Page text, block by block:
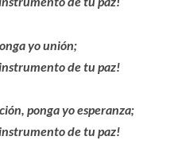
yo unión;
de tu paz!
ponga yo esperanza;
de tu paz!